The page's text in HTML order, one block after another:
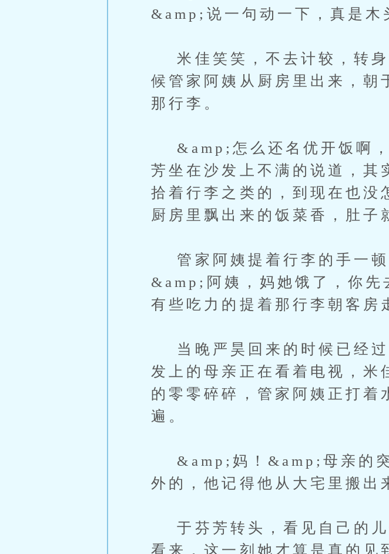
&amp;说一句动一下，真是木
米佳笑笑，不去计较，转身
候管家阿姨从厨房里出来，朝
那行李。
&amp;怎么还名优开饭啊，
芳坐在沙发上不满的说道，其
拾着行李之类的，到现在也没
厨房里飘出来的饭菜香，肚子
管家阿姨提着行李的手一顿
&amp;阿姨，妈她饿了，你
有些吃力的提着那行李朝客房
当晚严昊回来的时候已经过
发上的母亲正在看着电视，米
的零零碎碎，管家阿姨正打着
遍。
&amp;妈！&amp;母亲的突
外的，他记得他从大宅里搬出
于芬芳转头，看见自己的儿
看来，这一刻她才算是真的见